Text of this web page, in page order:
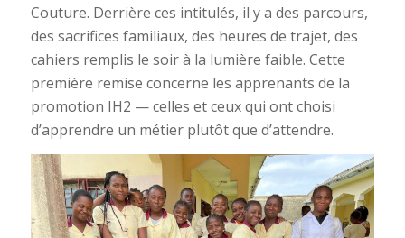
Couture. Derrière ces intitulés, il y a des parcours,
des sacrifices familiaux, des heures de trajet, des
cahiers remplis le soir à la lumière faible. Cette
première remise concerne les apprenants de la
promotion IH2 — celles et ceux qui ont choisi
d’apprendre un métier plutôt que d’attendre.